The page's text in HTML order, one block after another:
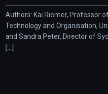
Authors: Kai Riemer, Professor
Technology and Organisation,
and Sandra Peter, Director of